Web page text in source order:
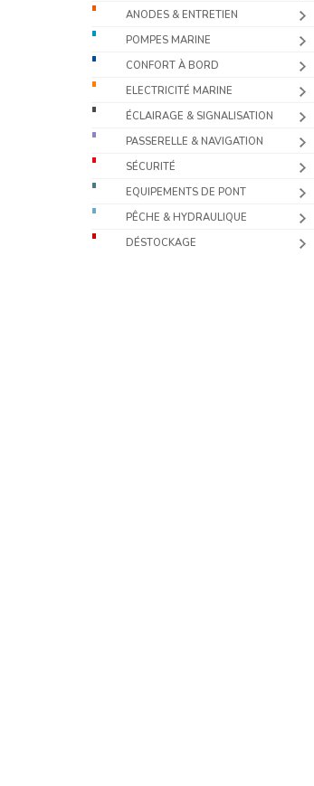
ANODES & ENTRETIEN
POMPES MARINE
CONFORT À BORD
ELECTRICITÉ MARINE
ÉCLAIRAGE & SIGNALISATION
PASSERELLE & NAVIGATION
SÉCURITÉ
EQUIPEMENTS DE PONT
PÊCHE & HYDRAULIQUE
DÉSTOCKAGE